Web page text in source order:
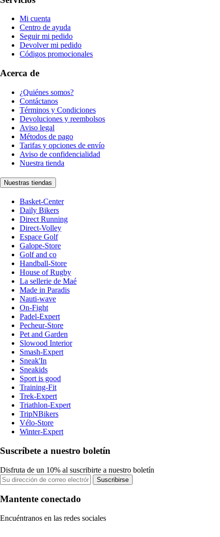
Mi cuenta
Centro de ayuda
Seguir mi pedido
Devolver mi pedido
Códigos promocionales
Acerca de
¿Quiénes somos?
Contáctanos
Términos y Condiciones
Devoluciones y reembolsos
Aviso legal
Métodos de pago
Tarifas y opciones de envío
Aviso de confidencialidad
Nuestra tienda
Nuestras tiendas
Basket-Center
Daily Bikers
Direct Running
Direct-Volley
Espace Golf
Galope-Store
Golf and co
Handball-Store
House of Rugby
La sellerie de Maé
Made in Paradis
Nauti-wave
On-Fight
Padel-Expert
Pecheur-Store
Pet and Garden
Slowood Interior
Smash-Expert
Sneak'In
Sneakids
Sport is good
Training-Fit
Trek-Expert
Triathlon-Expert
TripNBikers
Vélo-Store
Winter-Expert
Suscríbete a nuestro boletín
Disfruta de un 10% al suscribirte a nuestro boletín
Suscribirse
Mantente conectado
Encuéntranos en las redes sociales